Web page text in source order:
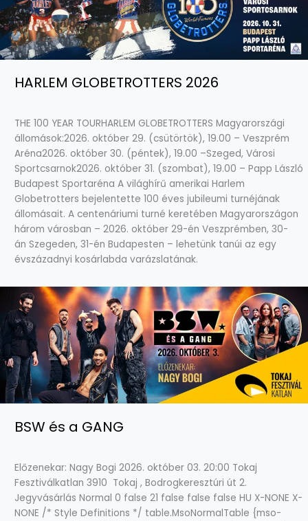
HARLEM GLOBETROTTERS 2026
THE 100 YEAR TOURHARLEM GLOBETROTTERS Magyarországi
állomások:2026. október 29. (csütörtök), 19.00 – Veszprém
Aréna2026. október 30. (péntek), 19.00 –Szeged, Városi
Sportcsarnok2026. október 31. (szombat), 19.00 – Papp László
Budapest Sportaréna A világhírű amerikai Harlem
Globetrotters bejelentette 100 éves jubileumi turnéjának
állomásait. A centenáriumi turné keretében Magyarországon
három városban – 2026. október 29-én Veszprémben, 30-
án Szegeden, 31-én Budapesten – lehetünk tanúi az egy
évszázadnyi kosárlabda varázslatának.
BSW és a GANG
Előzenekar: Nagy Bogi 2026. október 03. 20:00 Tokaj
Fesztiválkatlan 3910 Tokaj , Bodrogkeresztúri út 2.
Jegyvásárlás Normal 0 false 21 false false false HU X-NONE X-
NONE /* Style Definitions */ table.MsoNormalTable {mso-